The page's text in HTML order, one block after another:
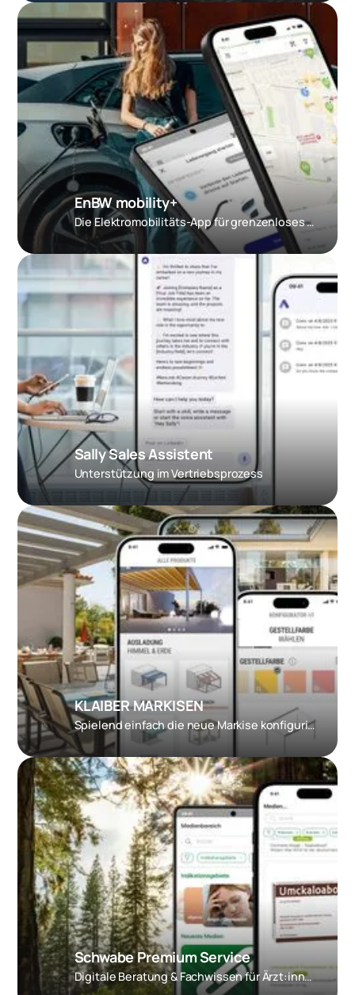
EnBW mobility+
Die Elektromobilitäts-App für grenzenloses Laden
Sally Sales Assistent
Unterstützung im Vertriebsprozess
KLAIBER MARKISEN
Spielend einfach die neue Markise konfigurieren und testen
Schwabe Premium Service
Digitale Beratung & Fachwissen für Ärzt:innen